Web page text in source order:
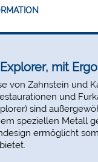
mit
von Zahnstein und
und
sind
speziellen Metall
ermöglicht